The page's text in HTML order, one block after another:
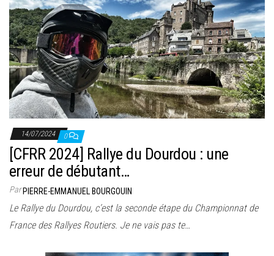
14/07/2024 0
[CFRR 2024] Rallye du Dourdou : une
erreur de débutant…
ParPIERRE-EMMANUEL BOURGOUIN
Le Rallye du Dourdou, c’est la seconde étape du Championnat de
France des Rallyes Routiers. Je ne vais pas te…